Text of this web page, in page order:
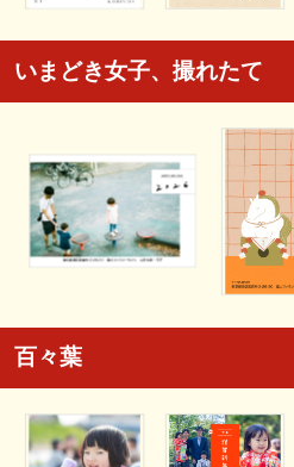
いまどき女子、撮れたて
百々葉